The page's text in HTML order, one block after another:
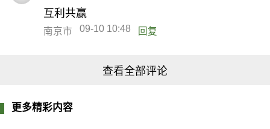
互利共赢
南京市 09-10 10:48 回复
查看全部评论
更多精彩内容